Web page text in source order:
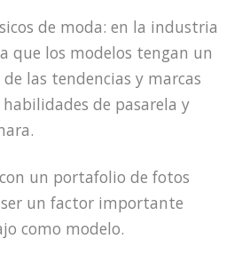
de moda: en la industria
que los modelos tengan un
las tendencias y marcas
de pasarela y
un portafolio de fotos
un factor importante
como modelo.